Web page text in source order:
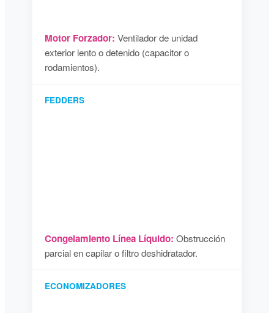
Motor Forzador: Ventilador de unidad
exterior lento o detenido (capacitor o
rodamientos).
FEDDERS
Congelamiento Línea Líquido: Obstrucción
parcial en capilar o filtro deshidratador.
ECONOMIZADORES